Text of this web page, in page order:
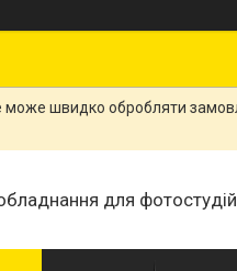
може швидко обробляти
для фотостудій